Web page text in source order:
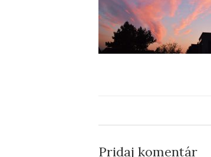
Pridaj komentár